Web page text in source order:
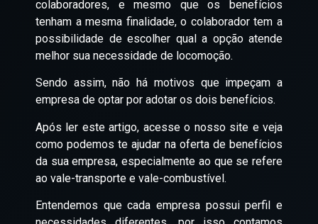
colaboradores, e mesmo que os benefícios
tenham a mesma finalidade, o colaborador tem a
possibilidade de escolher qual a opção atende
melhor sua necessidade de locomoção.
Sendo assim, não há motivos que impeçam a
empresa de optar por adotar os dois benefícios.
Após ler este artigo, acesse o nosso site e veja
como podemos te ajudar na oferta de benefícios
da sua empresa, especialmente ao que se refere
ao vale-transporte e vale-combustível.
Entendemos que cada empresa possui perfil e